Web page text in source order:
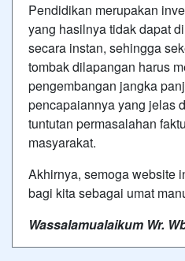
Pendidikan merupakan
yang hasilnya tidak dapat
secara instan, sehingga
tombak dilapangan harus
pengembangan jangka
pencapaiannya yang jelas
tuntutan permasalahan
masyarakat.
Akhirnya, semoga website
bagi kita sebagai umat
Wassalamualaikum Wr.